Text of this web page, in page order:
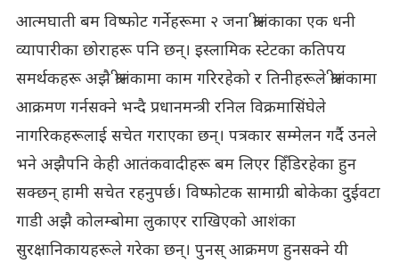
आत्मघाती बम विष्फोट गर्नेहरूमा २ जना श्रीलंकाका एक धनी
व्यापारीका छोराहरू पनि छन्। इस्लामिक स्टेटका कतिपय
समर्थकहरू अझै श्रीलंकामा काम गरिरहेको र तिनीहरूले श्रीलंकामा
आक्रमण गर्नसक्ने भन्दै प्रधानमन्त्री रनिल विक्रमासिंघेले
नागरिकहरूलाई सचेत गराएका छन्। पत्रकार सम्मेलन गर्दै उनले
भने अझैपनि केही आतंकवादीहरू बम लिएर हिँडिरहेका हुन
सक्छन् हामी सचेत रहनुपर्छ। विष्फोटक सामाग्री बोकेका दुईवटा
गाडी अझै कोलम्बोमा लुकाएर राखिएको आशंका
सुरक्षानिकायहरूले गरेका छन्। पुनस् आक्रमण हुनसक्ने यी